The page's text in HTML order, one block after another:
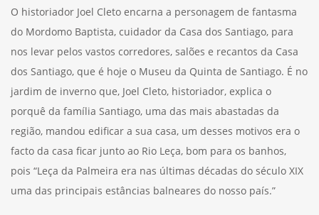
O historiador Joel Cleto encarna a personagem de fantasma
do Mordomo Baptista, cuidador da Casa dos Santiago, para
nos levar pelos vastos corredores, salões e recantos da Casa
dos Santiago, que é hoje o Museu da Quinta de Santiago. É no
jardim de inverno que, Joel Cleto, historiador, explica o
porquê da família Santiago, uma das mais abastadas da
região, mandou edificar a sua casa, um desses motivos era o
facto da casa ficar junto ao Rio Leça, bom para os banhos,
pois “Leça da Palmeira era nas últimas décadas do século XIX
uma das principais estâncias balneares do nosso país.”